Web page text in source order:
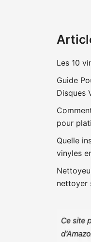
Les 10
Guide
Disques
pour
Quelle
vinyles
nettoyer